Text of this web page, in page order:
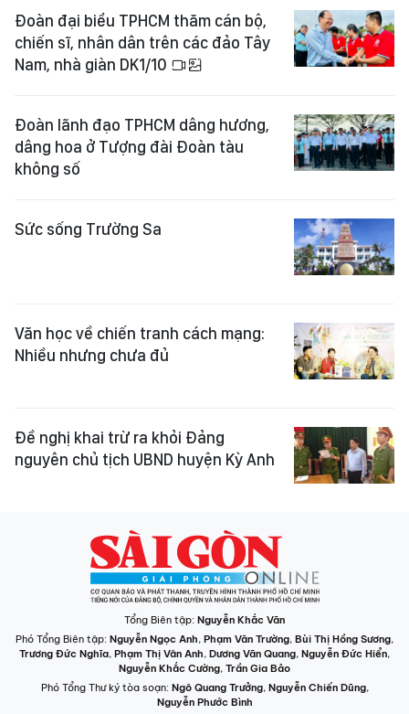
Đoàn đại biểu TPHCM thăm cán bộ,
chiến sĩ, nhân dân trên các đảo Tây
Nam, nhà giàn DK1/10
Đoàn lãnh đạo TPHCM dâng hương,
dâng hoa ở Tượng đài Đoàn tàu
không số
Sức sống Trường Sa
Văn học về chiến tranh cách mạng:
Nhiều nhưng chưa đủ
Đề nghị khai trừ ra khỏi Đảng
nguyên chủ tịch UBND huyện Kỳ Anh
Tổng Biên tập: Nguyễn Khắc Văn
Phó Tổng Biên tập: Nguyễn Ngọc Anh, Phạm Văn Trường, Bùi Thị Hồng Sương,
Trương Đức Nghĩa, Phạm Thị Vân Anh, Dương Văn Quang, Nguyễn Đức Hiển,
Nguyễn Khắc Cường, Trần Gia Bảo
Phó Tổng Thư ký tòa soạn: Ngô Quang Trưởng, Nguyễn Chiến Dũng,
Nguyễn Phước Bình